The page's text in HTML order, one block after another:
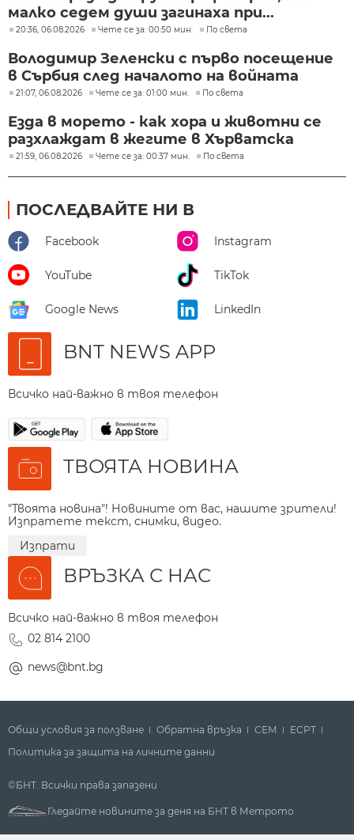
малко седем души загинаха при...
20:36, 06.08.2026 Чете се за: 00:50 мин. По света
Володимир Зеленски с първо посещение
в Сърбия след началото на войната
21:07, 06.08.2026 Чете се за: 01:00 мин. По света
Езда в морето - как хора и животни се
разхлаждат в жегите в Хърватска
21:59, 06.08.2026 Чете се за: 00:37 мин. По света
ПОСЛЕДВАЙТЕ НИ В
Facebook Instagram
YouTube TikTok
Google News LinkedIn
BNT NEWS APP
Всичко най-важно в твоя телефон
ТВОЯТА НОВИНА
"Твоята новина"! Новините от вас, нашите зрители!
Изпратете текст, снимки, видео.
Изпрати
ВРЪЗКА С НАС
Всичко най-важно в твоя телефон
02 814 2100
news@bnt.bg
Общи условия за ползване Обратна връзка СЕМ
ECPT
Политика за защита на личните данни
©БНТ. Всички права запазени
Гледайте новините за деня на БНТ в Метрото